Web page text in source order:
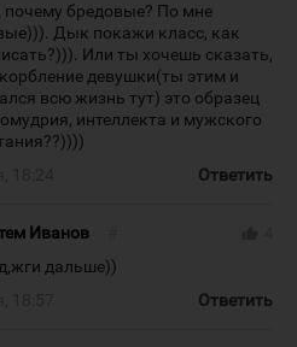
почему бредовые? По мне
Дык покажи класс, как
Или ты хочешь сказать,
девушки(ты этим и
всю жизнь тут) это образец
интеллекта и мужского
Ответить
Иванов
дальше))
Ответить